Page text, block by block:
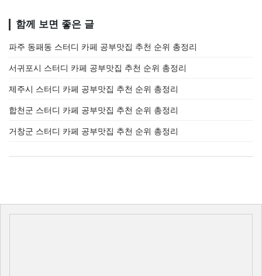
함께 보면 좋은 글
파주 동패동 스터디 카페 공부맛집 추천 순위 총정리
서귀포시 스터디 카페 공부맛집 추천 순위 총정리
제주시 스터디 카페 공부맛집 추천 순위 총정리
합천군 스터디 카페 공부맛집 추천 순위 총정리
거창군 스터디 카페 공부맛집 추천 순위 총정리